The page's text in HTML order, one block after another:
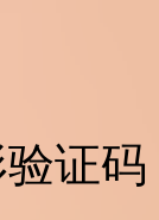
证码